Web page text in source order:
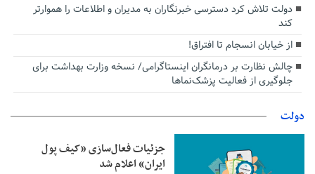
دولت تلاش کرد دسترسی خبرنگاران به مدیران و اطلاعات را هموارتر
کند
از خیابان انسجام تا افتراق!
چالش نظارت بر درمانگران اینستاگرامی/ نسخه وزارت بهداشت برای
جلوگیری از فعالیت پزشک‌نماها
دولت
جزئیات فعال‌سازی «کیف پول
ایران» اعلام شد